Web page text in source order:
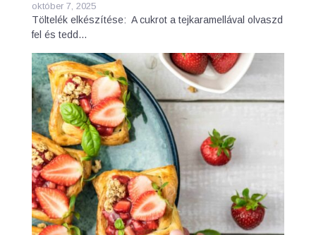
október 7, 2025
Töltelék elkészítése: A cukrot a tejkaramellával olvaszd
fel és tedd…